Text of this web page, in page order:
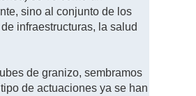
sino al conjunto de los
infraestructuras, la salud
de granizo, sembramos
de actuaciones ya se han